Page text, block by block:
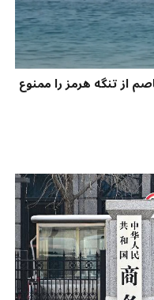
از تنگه هرمز را ممنوع